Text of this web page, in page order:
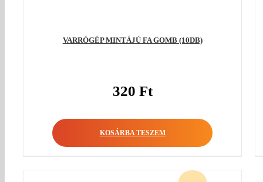
VARRÓGÉP MINTÁJÚ FA GOMB (10DB)
320 Ft
KOSÁRBA TESZEM